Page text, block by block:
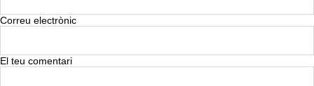
Correu electrònic
El teu comentari